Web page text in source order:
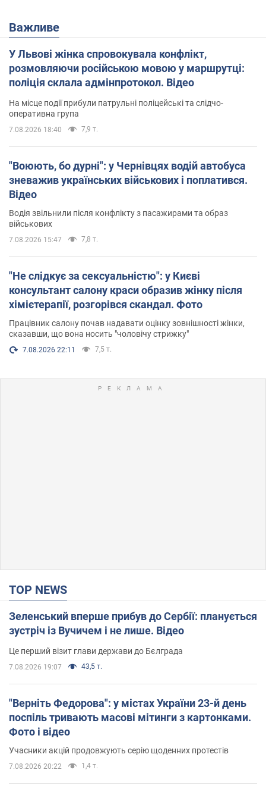
Важливе
У Львові жінка спровокувала конфлікт,
розмовляючи російською мовою у маршрутці:
поліція склала адмінпротокол. Відео
На місце події прибули патрульні поліцейські та слідчо-
оперативна група
7.08.2026 18:40 7,9 т.
"Воюють, бо дурні": у Чернівцях водій автобуса
зневажив українських військових і поплатився.
Відео
Водія звільнили після конфлікту з пасажирами та образ
військових
7.08.2026 15:47 7,8 т.
"Не слідкує за сексуальністю": у Києві
консультант салону краси образив жінку після
хімієтерапії, розгорівся скандал. Фото
Працівник салону почав надавати оцінку зовнішності жінки,
сказавши, що вона носить "чоловічу стрижку"
7.08.2026 22:11 7,5 т.
TOP NEWS
Зеленський вперше прибув до Сербії: планується
зустріч із Вучичем і не лише. Відео
Це перший візит глави держави до Бєлграда
7.08.2026 19:07 43,5 т.
"Верніть Федорова": у містах України 23-й день
поспіль тривають масові мітинги з картонками.
Фото і відео
Учасники акцій продовжують серію щоденних протестів
7.08.2026 20:22 1,4 т.